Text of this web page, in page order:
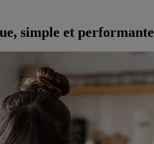
simple et performante